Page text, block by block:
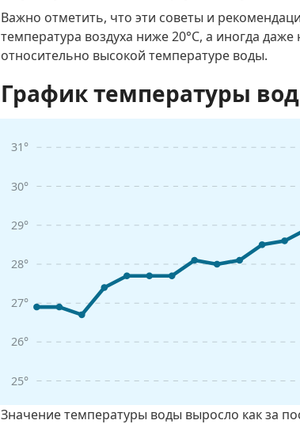
Важно отметить, что эти советы и
температура воздуха ниже 20°C, а иногда
относительно высокой температуре воды.
График температуры
25°
26°
27°
28°
29°
30°
31°
Значение температуры воды выросло как за